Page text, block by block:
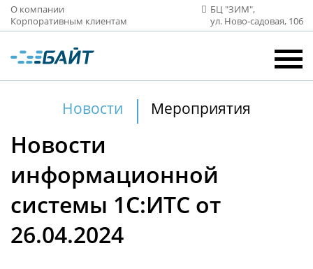
О компании
Корпоративным клиентам
БЦ "ЗИМ",
ул. Ново‑садовая, 106
Новости Мероприятия
Новости
информационной
системы 1С:ИТС от
26.04.2024